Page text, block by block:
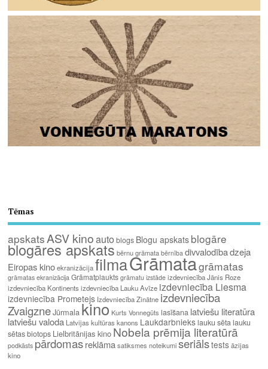
Tēmas
apskats ASV kinoauto blogs Blogu apskats blogāre
blogāres apskats bērnu grāmata bērnība divvalodībadzeja
Eiropas kino ekranizācija filmaGrāmatagrāmatas
grāmatas ekranizācija Grāmatplaukts grāmatu izstāde izdevniecība Jānis Roze
izdevniecība Kontinents izdevniecība Lauku Avīze izdevniecība Liesma
izdevniecība Prometejs Izdevniecība Zinātne izdevniecība
ZvaigzneJūrmala kino Kurts Vonnegūts lasīšana latviešu literatūra
latviešu valoda Latvijas kultūras kanons Laukdarbniekslauku sēta lauku
sētas biotops Lielbritānijas kino Nobela prēmija literatūrā
podkāsts pārdomasreklāma satiksmes noteikumi seriālstests āzijas
kino